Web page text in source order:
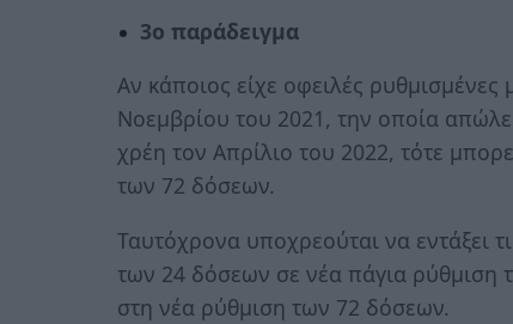
3ο παράδειγμα
Αν κάποιος είχε οφειλές
Νοεμβρίου του 2021, την οποία
χρέη τον Απρίλιο του 2022, τότε
των 72 δόσεων.
Ταυτόχρονα υποχρεούται να εντάξει
των 24 δόσεων σε νέα πάγια ρύθμιση
στη νέα ρύθμιση των 72 δόσεων.